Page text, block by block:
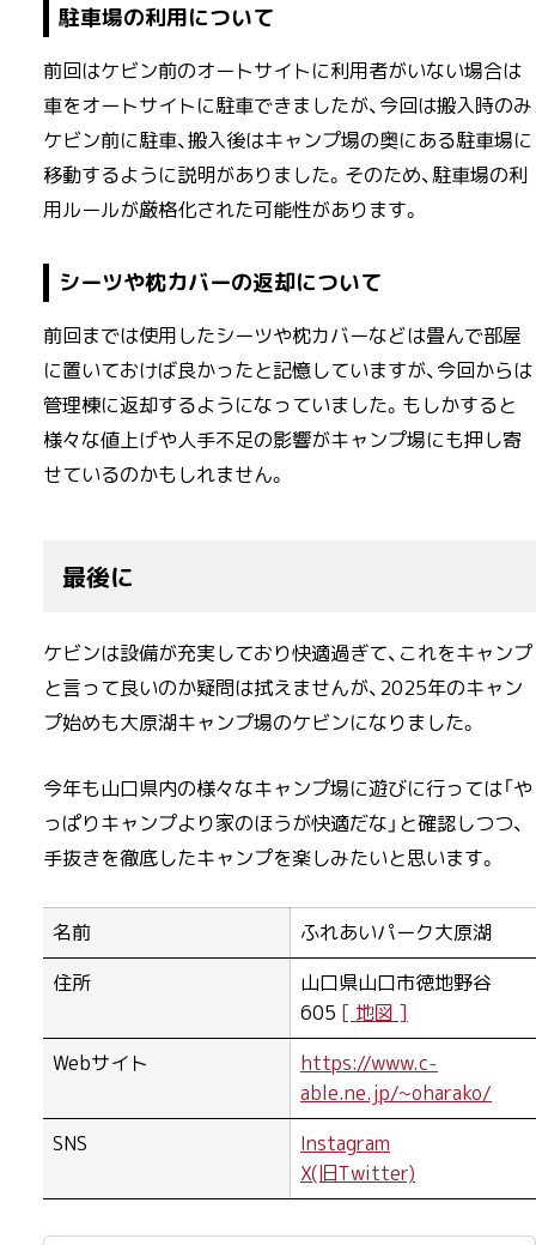
駐車場の利用について
前回はケビン前のオートサイトに利用者がいない場合は
車をオートサイトに駐車できましたが、今回は搬入時のみ
ケビン前に駐車、搬入後はキャンプ場の奥にある駐車場に
移動するように説明がありました。そのため、駐車場の利
用ルールが厳格化された可能性があります。
シーツや枕カバーの返却について
前回までは使用したシーツや枕カバーなどは畳んで部屋
に置いておけば良かったと記憶していますが、今回からは
管理棟に返却するようになっていました。もしかすると
様々な値上げや人手不足の影響がキャンプ場にも押し寄
せているのかもしれません。
最後に
ケビンは設備が充実しており快適過ぎて、これをキャンプ
と言って良いのか疑問は拭えませんが、2025年のキャン
プ始めも大原湖キャンプ場のケビンになりました。
今年も山口県内の様々なキャンプ場に遊びに行っては「や
っぱりキャンプより家のほうが快適だな」と確認しつつ、
手抜きを徹底したキャンプを楽しみたいと思います。
名前
ふれあいパーク大原湖
住所
山口県山口市徳地野谷
605
Webサイト
https://www.c-
able.ne.jp/~oharako/
SNS
Instagram
X(旧Twitter)